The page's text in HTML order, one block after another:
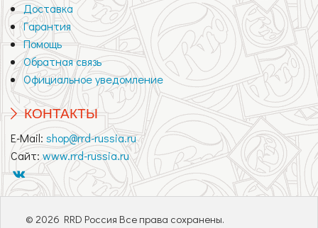
Доставка
Гарантия
Помощь
Обратная связь
Официальное уведомление
КОНТАКТЫ
E-Mail: shop@rrd-russia.ru
Сайт: www.rrd-russia.ru
© 2026 RRD Россия Все права сохранены.